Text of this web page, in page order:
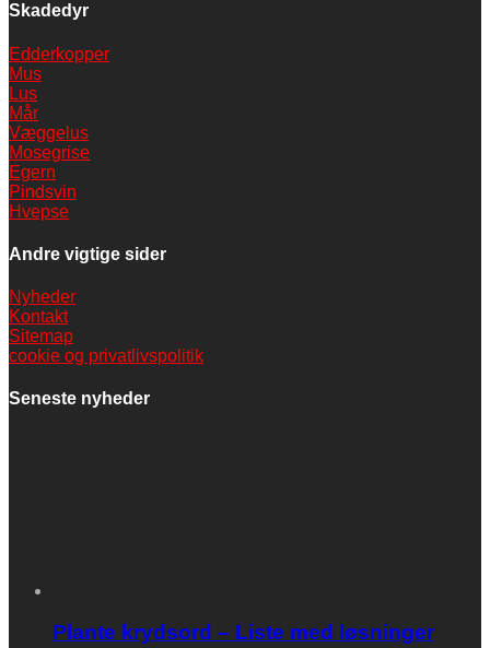
Skadedyr
Edderkopper
Mus
Lus
Mår
Væggelus
Mosegrise
Egern
Pindsvin
Hvepse
Andre vigtige sider
Nyheder
Kontakt
Sitemap
cookie og privatlivspolitik
Seneste nyheder
Plante krydsord – Liste med løsninger